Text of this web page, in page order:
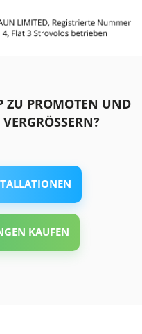
ZU PROMOTEN UND
KAUFEN